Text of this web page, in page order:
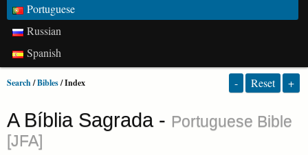
Portuguese
Russian
Spanish
Search/Bibles/ Index - Reset +
A Bíblia Sagrada - Portuguese Bible
[JFA]